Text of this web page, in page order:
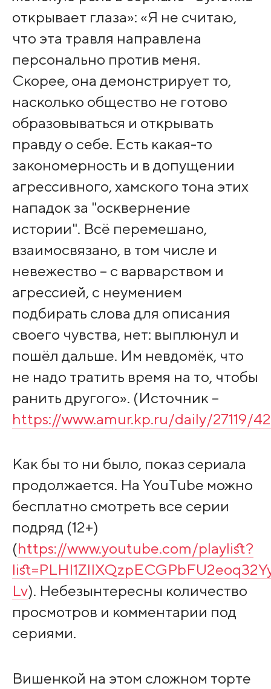
открывает глаза»: «Я не считаю,
что эта травля направлена
персонально против меня.
Скорее, она демонстрирует то,
насколько общество не готово
образовываться и открывать
правду о себе. Есть какая-то
закономерность и в допущении
агрессивного, хамского тона этих
нападок за "осквернение
истории". Всё перемешано,
взаимосвязано, в том числе и
невежество – с варварством и
агрессией, с неумением
подбирать слова для описания
своего чувства, нет: выплюнул и
пошёл дальше. Им невдомёк, что
не надо тратить время на то, чтобы
ранить другого». (Источник –
https://www.amur.kp.ru/daily/27119/
Как бы то ни было, показ сериала
продолжается. На YouTube можно
бесплатно смотреть все серии
подряд (12+)
(https://www.youtube.com/playlist?
Lv). Небезынтересны количество
просмотров и комментарии под
сериями.
Вишенкой на этом сложном торте